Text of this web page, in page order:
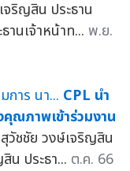
ริญสิน ประธาน
นเจ้าหน้าท... พ.ย.
CPL นำ
ภาพเข้าร่วมงาน
ชชัย วงษ์เจริญสิน
น ประธา... ต.ค. 66